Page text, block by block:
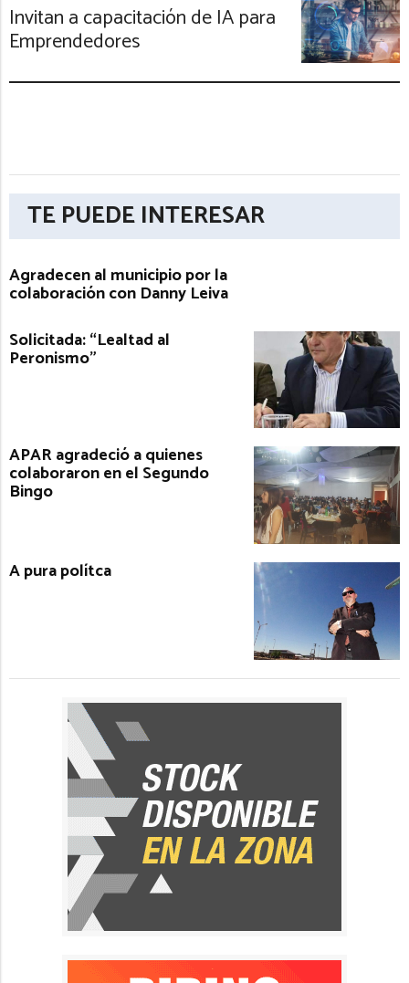
Invitan a capacitación de IA para
Emprendedores
TE PUEDE INTERESAR
Agradecen al municipio por la
colaboración con Danny Leiva
Solicitada: “Lealtad al
Peronismo”
APAR agradeció a quienes
colaboraron en el Segundo
Bingo
A pura polítca